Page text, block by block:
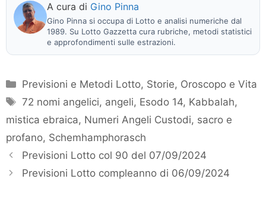
A cura di Gino Pinna
Gino Pinna si occupa di Lotto e analisi numeriche dal
1989. Su Lotto Gazzetta cura rubriche, metodi statistici
e approfondimenti sulle estrazioni.
Categorie
Previsioni e Metodi Lotto, Storie, Oroscopo e Vita
Tag
72 nomi angelici, angeli, Esodo 14, Kabbalah,
mistica ebraica, Numeri Angeli Custodi, sacro e
profano, Schemhamphorasch
Previsioni Lotto col 90 del 07/09/2024
Previsioni Lotto compleanno di 06/09/2024